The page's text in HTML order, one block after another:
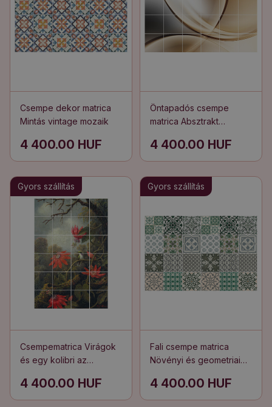
Csempe dekor matrica
Mintás vintage mozaik
4 400.00 HUF
Öntapadós csempe
matrica Absztrakt
4 400.00 HUF
Gyors szállítás
Csempematrica Virágok
és egy kolibri az
4 400.00 HUF
Gyors szállítás
Fali csempe matrica
Növényi és geometriai
4 400.00 HUF